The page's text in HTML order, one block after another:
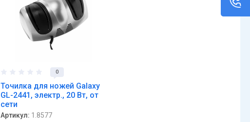
0
Точилка для ножей Galaxy
GL-2441, электр., 20 Вт, от
сети
Артикул: 1.8577